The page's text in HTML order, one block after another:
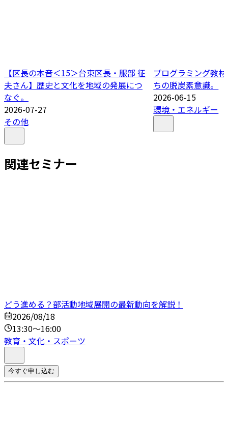
【区長の本音＜15＞台東区長・服部 征
夫さん】歴史と文化を地域の発展につ
なぐ。
2026-07-27
その他
プログラミング教
ちの脱炭素意識。
2026-06-15
環境・エネルギー
関連セミナー
どう進める？部活動地域展開の最新動向を解説！
2026/08/18
13:30～16:00
教育・文化・スポーツ
今すぐ申し込む